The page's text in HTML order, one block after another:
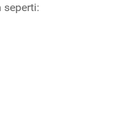
seperti: